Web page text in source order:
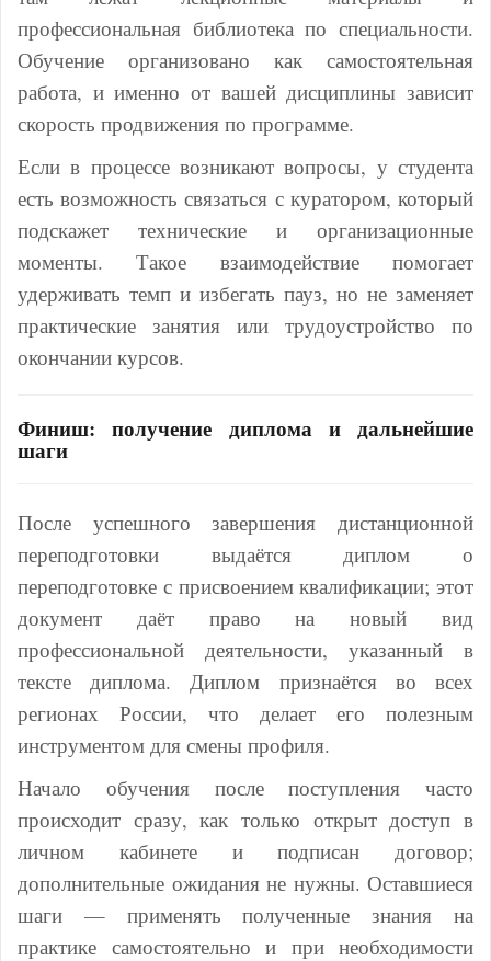
профессиональная библиотека по специальности.
Обучение организовано как самостоятельная
работа, и именно от вашей дисциплины зависит
скорость продвижения по программе.
Если в процессе возникают вопросы, у студента
есть возможность связаться с куратором, который
подскажет технические и организационные
моменты. Такое взаимодействие помогает
удерживать темп и избегать пауз, но не заменяет
практические занятия или трудоустройство по
окончании курсов.
Финиш: получение диплома и дальнейшие
шаги
После успешного завершения дистанционной
переподготовки выдаётся диплом о
переподготовке с присвоением квалификации; этот
документ даёт право на новый вид
профессиональной деятельности, указанный в
тексте диплома. Диплом признаётся во всех
регионах России, что делает его полезным
инструментом для смены профиля.
Начало обучения после поступления часто
происходит сразу, как только открыт доступ в
личном кабинете и подписан договор;
дополнительные ожидания не нужны. Оставшиеся
шаги — применять полученные знания на
практике самостоятельно и при необходимости